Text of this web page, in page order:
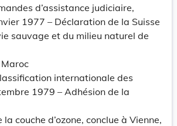
d’assistance judiciaire,
1977 – Déclaration de la Suisse
sauvage et du milieu naturel de
internationale des
1979 – Adhésion de la
couche d’ozone, conclue à Vienne,